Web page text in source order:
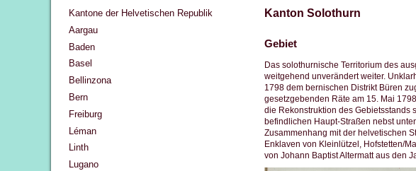
Y
o
a
r
e
h
e
r
e
Kanton Solothurn
Gebiet
Das solothurnische Territorium des
weitgehend unverändert weiter.
1798 dem bernischen Distrikt Büren
gesetzgebenden Räte am 15. Mai
die Rekonstruktion des Gebietsstands
befindlichen Haupt-Straßen nebst
Zusammenhang mit der helvetischen
Enklaven von Kleinlützel, Hofstetten/
von Johann Baptist Altermatt aus den
Kantone der Helvetischen Republik
Aargau
Baden
Basel
Bellinzona
Bern
Freiburg
Léman
Linth
Lugano